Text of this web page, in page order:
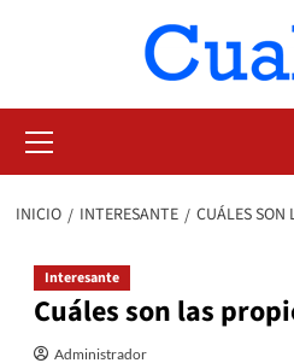
primario
INICIO INTERESANTE CUÁLES SON
Interesante
Cuáles son las
Administrador